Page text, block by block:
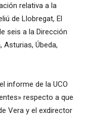
relativa a la
de Llobregat, El
seis a la Dirección
Asturias, Úbeda,
informe de la UCO
respecto a que
Vera y el exdirector